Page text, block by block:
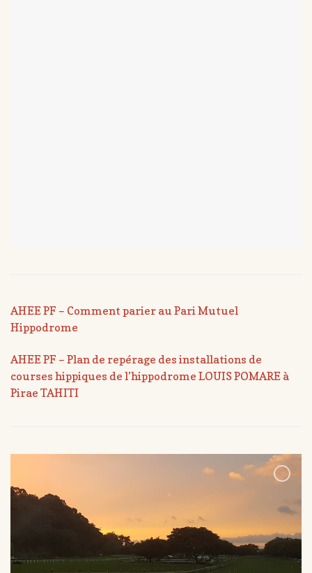
AHEE PF – Comment parier au Pari Mutuel
Hippodrome
AHEE PF – Plan de repérage des installations de
courses hippiques de l’hippodrome LOUIS POMARE à
Pirae TAHITI